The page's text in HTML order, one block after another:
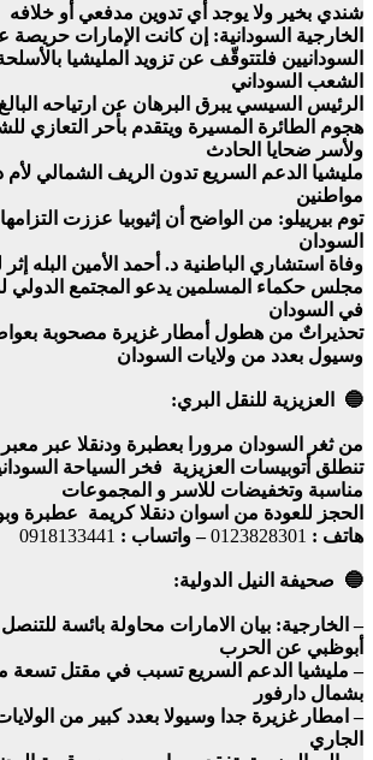
شندي بخير ولا يوجد أي تدوين مدفعي أو خلافه
الخارجية السودانية: إن كانت الإمارات
السودانيين فلتتوقّف عن تزويد المليشيا
الشعب السوداني
الرئيس السيسي يبرق البرهان عن ارتياحه
هجوم الطائرة المسيرة ويتقدم بأحر التعازي
ولأسر ضحايا الحادث
مليشيا الدعم السريع تدون الريف الشمالي لأم
مواطنين
توم بيرييلو: من الواضح أن إثيوبيا عززت
السودان
وفاة استشاري الباطنية د. أحمد الأمين البله إثر
مجلس حكماء المسلمين يدعو المجتمع الدولي
في السودان
تحذيراتٌ من هطول أمطار غزيرة مصحوبة
وسيول بعدد من ولايات السودان
🔵 العزيزية للنقل البري:
من ثغر السودان مرورا بعطبرة ودنقلا عبر
تنطلق أتوبيسات العزيزية فخر السياحة
مناسبة وتخفيضات للاسر و المجموعات
الحجز للعودة من اسوان دنقلا كريمة عطبرة
هاتف : 0123828301– واتساب : 0918133441
🔵 صحيفة النيل الدولية:
– الخارجية: بيان الامارات محاولة بائسة
أبوظبي عن الحرب
– مليشيا الدعم السريع تسبب في مقتل تسعة
بشمال دارفور
– امطار غزيرة جدا وسيولا بعدد كبير من
الجاري